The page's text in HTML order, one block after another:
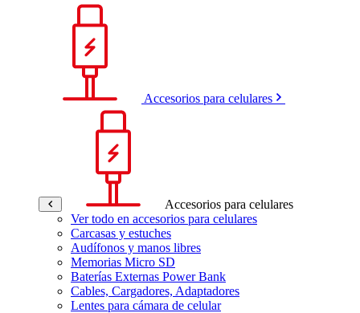
Accesorios para celulares
Accesorios para celulares
Ver todo en accesorios para celulares
Carcasas y estuches
Audífonos y manos libres
Memorias Micro SD
Baterías Externas Power Bank
Cables, Cargadores, Adaptadores
Lentes para cámara de celular